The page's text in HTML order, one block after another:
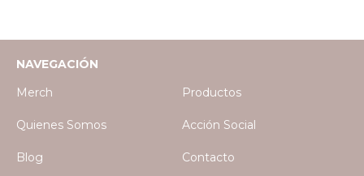
NAVEGACIÓN
Merch
Productos
Quienes Somos Acción Social
Blog Contacto